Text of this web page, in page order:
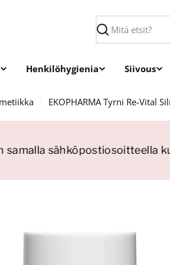
Haku
Henkilöhygienia Siivous
EKOPHARMA Tyrni Re-Vital
sähköpostiosoitteella